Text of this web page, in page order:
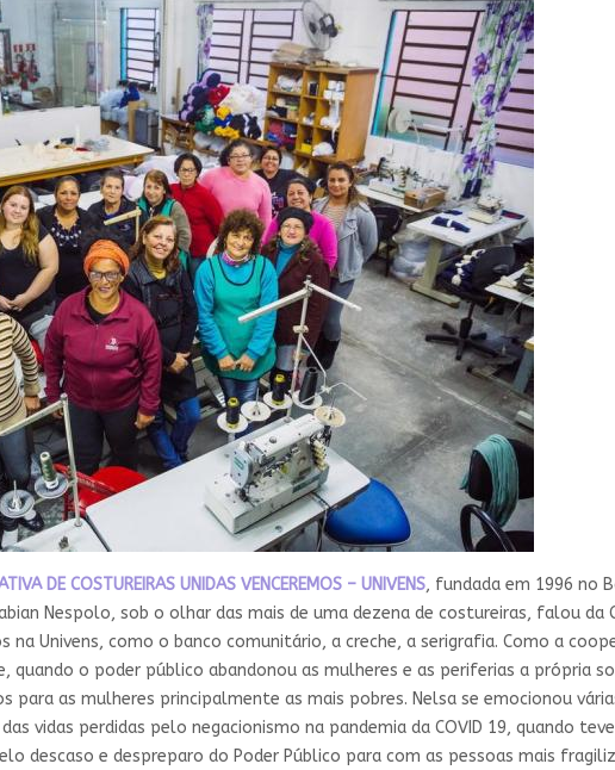
DE COSTUREIRAS UNIDAS VENCEREMOS – UNIVENS, fundada em 1996 no
Nespolo, sob o olhar das mais de uma dezena de costureiras, falou
Univens, como o banco comunitário, a creche, a serigrafia. Como a
quando o poder público abandonou as mulheres e as periferias a própria
para as mulheres principalmente as mais pobres. Nelsa se emocionou
vidas perdidas pelo negacionismo na pandemia da COVID 19, quando
descaso e despreparo do Poder Público para com as pessoas mais